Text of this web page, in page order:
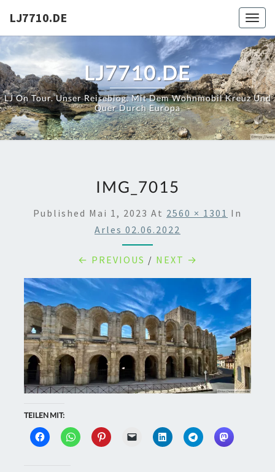
content
LJ7710.DE
LJ7710.DE
LJ On Tour. Unser Reiseblog. Mit Dem Wohnmobil Kreuz Und
Quer Durch Europa
IMG_7015
Published Mai 1, 2023 At 2560 × 1301 In
Arles 02.06.2022
← PREVIOUS / NEXT →
TEILEN MIT: